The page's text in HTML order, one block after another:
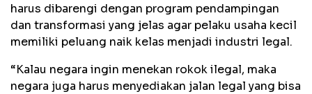
harus dibarengi dengan program pendampingan
dan transformasi yang jelas agar pelaku usaha kecil
memiliki peluang naik kelas menjadi industri legal.
“Kalau negara ingin menekan rokok ilegal, maka
negara juga harus menyediakan jalan legal yang bisa